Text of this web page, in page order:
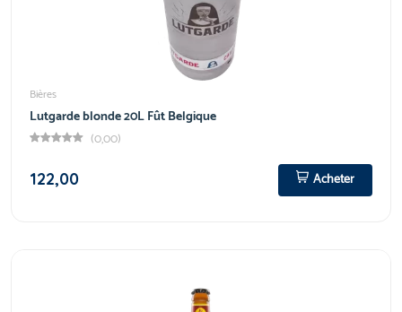
Bières
Lutgarde blonde 20L Fût Belgique
(0,00)
122,00
Acheter